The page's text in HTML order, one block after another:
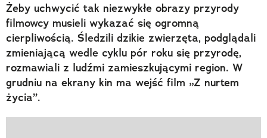
Żeby uchwycić tak niezwykłe obrazy przyrody
filmowcy musieli wykazać się ogromną
cierpliwością. Śledzili dzikie zwierzęta, podglądali
zmieniającą wedle cyklu pór roku się przyrodę,
rozmawiali z ludźmi zamieszkującymi region. W
grudniu na ekrany kin ma wejść film „Z nurtem
życia”.